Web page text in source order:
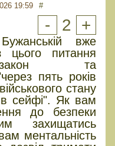
19:59 #
- 2 +
вже
цього питання
та
пять років
стану
сейфі". Як вам
до безпеки
захищатись
ментальність